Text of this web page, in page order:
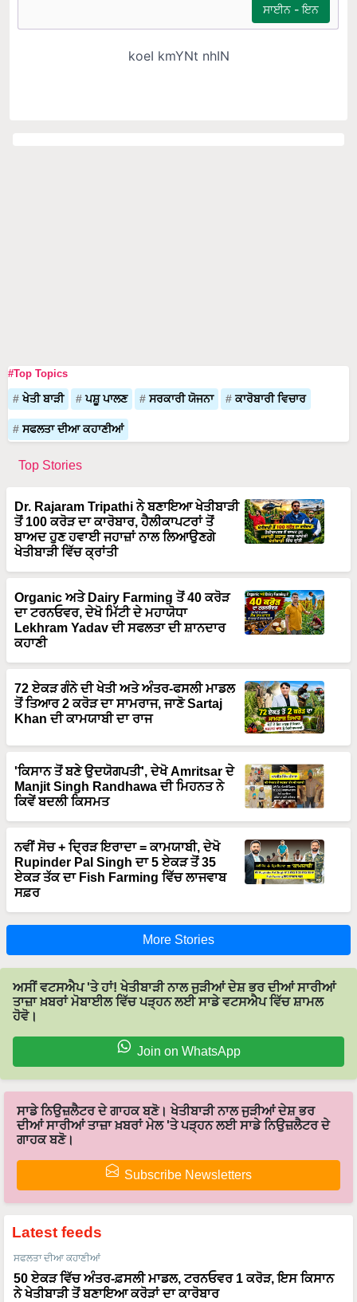
#Top Topics
ਖੇਤੀ ਬਾੜੀ ਪਸ਼ੂ ਪਾਲਣ ਸਰਕਾਰੀ ਯੋਜਨਾ ਕਾਰੋਬਾਰੀ ਵਿਚਾਰ
ਸਫਲਤਾ ਦੀਆ ਕਹਾਣੀਆਂ
Top Stories
Dr. Rajaram Tripathi ਨੇ ਬਣਾਇਆ ਖੇਤੀਬਾੜੀ
ਤੋਂ 100 ਕਰੋੜ ਦਾ ਕਾਰੋਬਾਰ, ਹੈਲੀਕਾਪਟਰਾਂ ਤੋਂ
ਬਾਅਦ ਹੁਣ ਹਵਾਈ ਜਹਾਜ਼ਾਂ ਨਾਲ ਲਿਆਉਣਗੇ
ਖੇਤੀਬਾੜੀ ਵਿੱਚ ਕ੍ਰਾਂਤੀ
Organic ਅਤੇ Dairy Farming ਤੋਂ 40 ਕਰੋੜ
ਦਾ ਟਰਨਓਵਰ, ਦੇਖੋ ਮਿੱਟੀ ਦੇ ਮਹਾਯੋਧਾ
Lekhram Yadav ਦੀ ਸਫਲਤਾ ਦੀ ਸ਼ਾਨਦਾਰ
ਕਹਾਣੀ
72 ਏਕੜ ਗੰਨੇ ਦੀ ਖੇਤੀ ਅਤੇ ਅੰਤਰ-ਫਸਲੀ ਮਾਡਲ
ਤੋਂ ਤਿਆਰ 2 ਕਰੋੜ ਦਾ ਸਾਮਰਾਜ, ਜਾਣੋ Sartaj
Khan ਦੀ ਕਾਮਯਾਬੀ ਦਾ ਰਾਜ
'ਕਿਸਾਨ ਤੋਂ ਬਣੇ ਉਦਯੋਗਪਤੀ', ਦੇਖੋ Amritsar ਦੇ
Manjit Singh Randhawa ਦੀ ਮਿਹਨਤ ਨੇ
ਕਿਵੇਂ ਬਦਲੀ ਕਿਸਮਤ
ਨਵੀਂ ਸੋਚ + ਦ੍ਰਿੜ ਇਰਾਦਾ = ਕਾਮਯਾਬੀ, ਦੇਖੋ
Rupinder Pal Singh ਦਾ 5 ਏਕੜ ਤੋਂ 35
ਏਕੜ ਤੱਕ ਦਾ Fish Farming ਵਿੱਚ ਲਾਜਵਾਬ
ਸਫ਼ਰ
More Stories
ਅਸੀਂ ਵਟਸਐਪ 'ਤੇ ਹਾਂ! ਖੇਤੀਬਾੜੀ ਨਾਲ ਜੁੜੀਆਂ ਦੇਸ਼ ਭਰ ਦੀਆਂ ਸਾਰੀਆਂ
ਤਾਜ਼ਾ ਖ਼ਬਰਾਂ ਮੋਬਾਈਲ ਵਿੱਚ ਪੜ੍ਹਨ ਲਈ ਸਾਡੇ ਵਟਸਐਪ ਵਿੱਚ ਸ਼ਾਮਲ
ਹੋਵੋ।
Join on WhatsApp
ਸਾਡੇ ਨਿਉਜ਼ਲੈਟਰ ਦੇ ਗਾਹਕ ਬਣੋ। ਖੇਤੀਬਾੜੀ ਨਾਲ ਜੁੜੀਆਂ ਦੇਸ਼ ਭਰ
ਦੀਆਂ ਸਾਰੀਆਂ ਤਾਜ਼ਾ ਖ਼ਬਰਾਂ ਮੇਲ 'ਤੇ ਪੜ੍ਹਨ ਲਈ ਸਾਡੇ ਨਿਉਜ਼ਲੈਟਰ ਦੇ
ਗਾਹਕ ਬਣੋ।
Subscribe Newsletters
Latest feeds
ਸਫਲਤਾ ਦੀਆ ਕਹਾਣੀਆਂ
50 ਏਕੜ ਵਿੱਚ ਅੰਤਰ-ਫ਼ਸਲੀ ਮਾਡਲ, ਟਰਨਓਵਰ 1 ਕਰੋੜ, ਇਸ ਕਿਸਾਨ
ਨੇ ਖੇਤੀਬਾੜੀ ਤੋਂ ਬਣਾਇਆ ਕਰੋੜਾਂ ਦਾ ਕਾਰੋਬਾਰ